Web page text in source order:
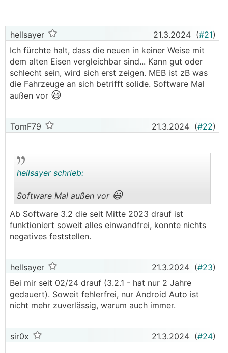
hellsayer 21.3.2024 (#21)
Ich fürchte halt, dass die neuen in keiner Weise mit
dem alten Eisen vergleichbar sind... Kann gut oder
schlecht sein, wird sich erst zeigen. MEB ist zB was
die Fahrzeuge an sich betrifft solide. Software Mal
außen vor 😃
TomF79 21.3.2024 (#22)
.
hellsayer schrieb:
Software Mal außen vor 😃
Ab Software 3.2 die seit Mitte 2023 drauf ist
funktioniert soweit alles einwandfrei, konnte nichts
negatives feststellen.
hellsayer 21.3.2024 (#23)
Bei mir seit 02/24 drauf (3.2.1 - hat nur 2 Jahre
gedauert). Soweit fehlerfrei, nur Android Auto ist
nicht mehr zuverlässig, warum auch immer.
sir0x 21.3.2024 (#24)